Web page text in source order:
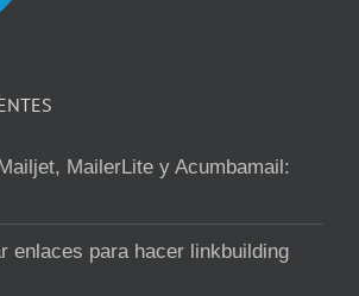
MailerLite y Acumbamail:
enlaces para hacer linkbuilding